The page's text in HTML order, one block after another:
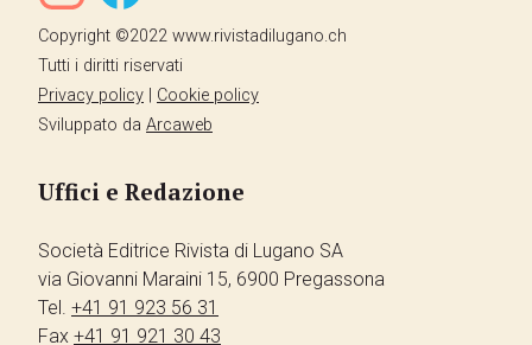
Copyright ©2022 www.rivistadilugano.ch
Tutti i diritti riservati
Privacy policy
Cookie policy
Sviluppato da Arcaweb
Uffici e Redazione
Società Editrice Rivista di Lugano SA
via Giovanni Maraini 15, 6900 Pregassona
Tel. +41 91 923 56 31
Fax +41 91 921 30 43